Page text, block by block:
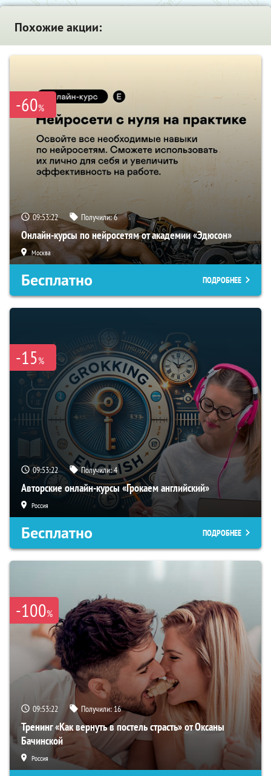
Похожие акции:
-60%
09:53:21 Получили:6
Онлайн-курсы по нейросетям от академии «Эдюсон»
Москва
Бесплатно ПОДРОБНЕЕ
-15%
09:53:21 Получили:4
Авторские онлайн-курсы «Грокаем английский»
Россия
Бесплатно ПОДРОБНЕЕ
-100%
09:53:21 Получили:16
Тренинг «Как вернуть в постель страсть» от Оксаны
Бачинской
Россия